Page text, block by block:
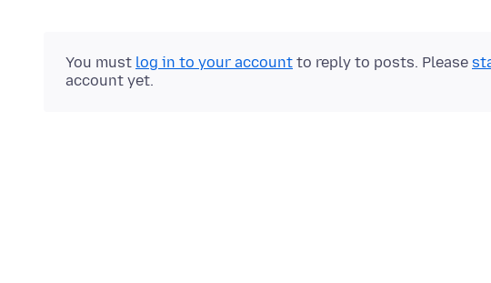
You must log in to your account to reply to posts. Please
account yet.